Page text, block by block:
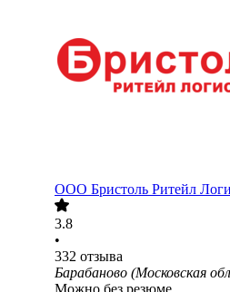
ООО Бристоль Ритейл
3.8
•
332 отзыва
Барабаново (Московская